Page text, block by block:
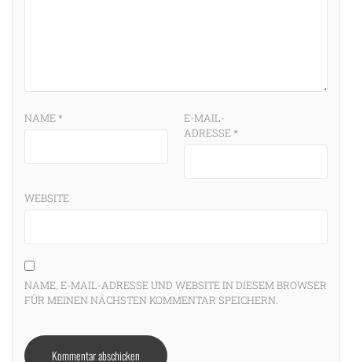
NAME*
E-MAIL-
ADRESSE*
WEBSITE
NAME, E-MAIL-ADRESSE UND WEBSITE IN DIESEM BROWSER
FÜR MEINEN NÄCHSTEN KOMMENTAR SPEICHERN.